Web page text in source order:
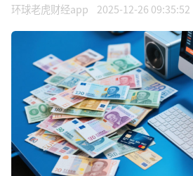
环球老虎财经app 2025-12-26 09:35:52